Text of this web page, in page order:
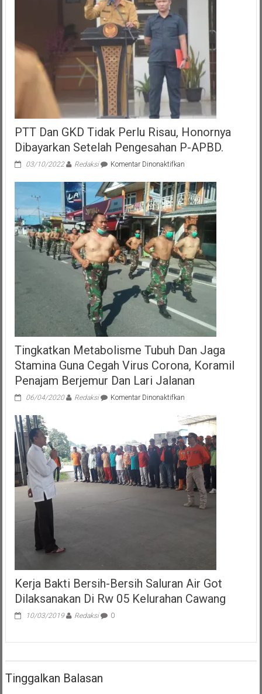
PTT Dan GKD Tidak Perlu Risau, Honornya
Dibayarkan Setelah Pengesahan P-APBD.
03/10/2022 Redaksi Komentar Dinonaktifkanpada
Dan
GKD
Tidak
Perlu
Risau,
Honornya
Dibayarkan
Setelah
Pengesahan
P-
APBD.
Tingkatkan Metabolisme Tubuh Dan Jaga
Stamina Guna Cegah Virus Corona, Koramil
Penajam Berjemur Dan Lari Jalanan
06/04/2020 Redaksi Komentar Dinonaktifkanpada
Metabolisme
Tubuh
Dan
Jaga
Stamina
Guna
Cegah
Virus
Corona,
Kerja Bakti Bersih-Bersih Saluran Air Got
Dilaksanakan Di Rw 05 Kelurahan Cawang
10/03/2019 Redaksi 0
Tinggalkan Balasan